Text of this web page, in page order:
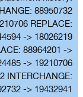
88950732
REPLACE:
-> 18026219
88964201 ->
-> 19210706
INTERCHANGE:
-> 19432941